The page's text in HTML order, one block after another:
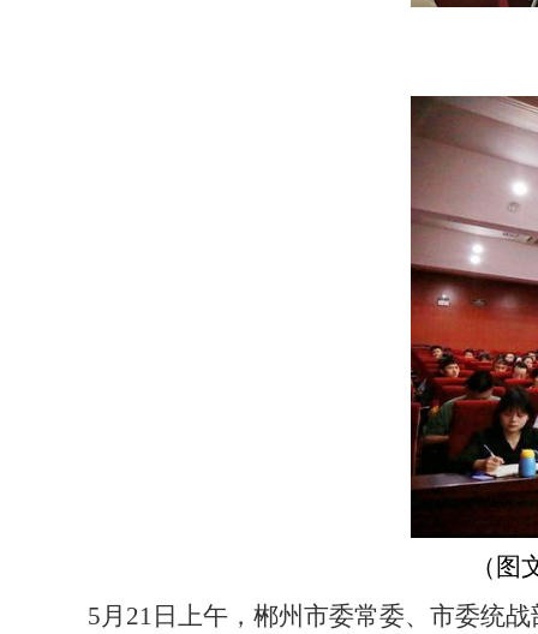
（图
5 月 21 日上午，郴州市委常委、市委统